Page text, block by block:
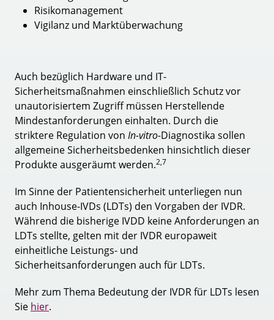
Risikomanagement
Vigilanz und Marktüberwachung
Auch bezüglich Hardware und IT-
Sicherheitsmaßnahmen einschließlich Schutz vor
unautorisiertem Zugriff müssen Herstellende
Mindestanforderungen einhalten. Durch die
striktere Regulation von In-vitro-Diagnostika sollen
allgemeine Sicherheitsbedenken hinsichtlich dieser
Produkte ausgeräumt werden.2,7
Im Sinne der Patientensicherheit unterliegen nun
auch Inhouse-IVDs (LDTs) den Vorgaben der IVDR.
Während die bisherige IVDD keine Anforderungen an
LDTs stellte, gelten mit der IVDR europaweit
einheitliche Leistungs- und
Sicherheitsanforderungen auch für LDTs.
Mehr zum Thema Bedeutung der IVDR für LDTs lesen
Sie hier.